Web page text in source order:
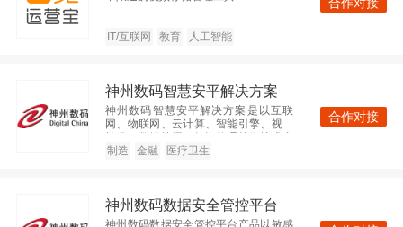
企业IT服务 企业服务
广东美云智数科技有限公司
IT/互联网 教育 人工智能
神州数码智慧安平解决方案
神州数码智慧安平解决方案是以互联
网、物联网、云计算、智能引擎、视频
撑，以公安信息化为核心，通过互联
享、深度应用”之目标的警务发展新理念
和新模式。
制造 金融 医疗卫生
合作对接
神州数码数据安全管控平台
神州数码数据安全管控平台产品以敏感